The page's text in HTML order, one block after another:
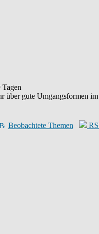
Tagen
über gute Umgangsformen
Beobachtete Themen